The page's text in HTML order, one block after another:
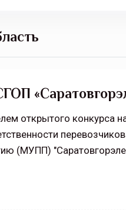
открытого конкурса
(МУПП)